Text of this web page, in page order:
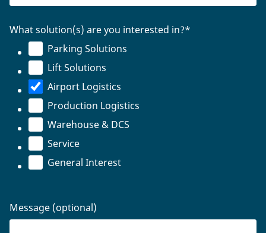
What solution(s) are you interested in?*
Parking Solutions
Lift Solutions
Airport Logistics
Production Logistics
Warehouse & DCS
Service
General Interest
Message (optional)